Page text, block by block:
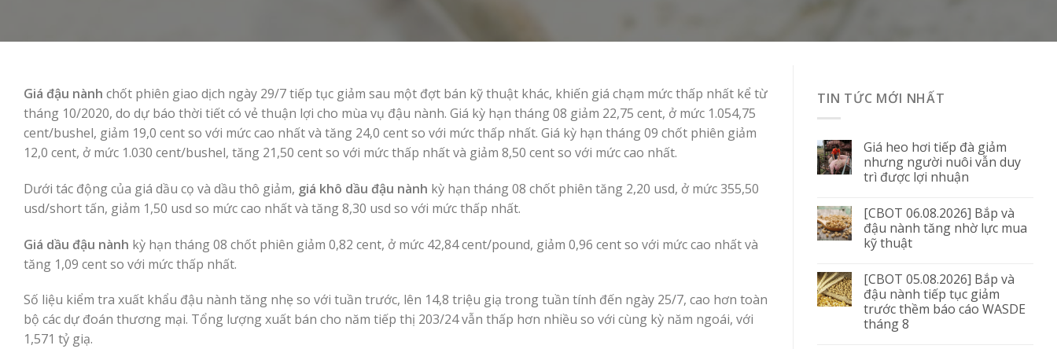
Giá đậu nành chốt phiên giao dịch ngày 29/7 tiếp tục giảm sau một đợt bán kỹ thuật khác, khiến giá chạm mức thấp nhất kể từ
tháng 10/2020, do dự báo thời tiết có vẻ thuận lợi cho mùa vụ đậu nành. Giá kỳ hạn tháng 08 giảm 22,75 cent, ở mức 1.054,75
cent/bushel, giảm 19,0 cent so với mức cao nhất và tăng 24,0 cent so với mức thấp nhất. Giá kỳ hạn tháng 09 chốt phiên giảm
12,0 cent, ở mức 1.030 cent/bushel, tăng 21,50 cent so với mức thấp nhất và giảm 8,50 cent so với mức cao nhất.
Dưới tác động của giá dầu cọ và dầu thô giảm, giá khô dầu đậu nành kỳ hạn tháng 08 chốt phiên tăng 2,20 usd, ở mức 355,50
usd/short tấn, giảm 1,50 usd so mức cao nhất và tăng 8,30 usd so với mức thấp nhất.
Giá dầu đậu nành kỳ hạn tháng 08 chốt phiên giảm 0,82 cent, ở mức 42,84 cent/pound, giảm 0,96 cent so với mức cao nhất và
tăng 1,09 cent so với mức thấp nhất.
Số liệu kiểm tra xuất khẩu đậu nành tăng nhẹ so với tuần trước, lên 14,8 triệu giạ trong tuần tính đến ngày 25/7, cao hơn toàn
bộ các dự đoán thương mại. Tổng lượng xuất bán cho năm tiếp thị 203/24 vẫn thấp hơn nhiều so với cùng kỳ năm ngoái, với
1,571 tỷ giạ.
TIN TỨC MỚI NHẤT
Giá heo hơi tiếp đà giảm
nhưng người nuôi vẫn duy
trì được lợi nhuận
[CBOT 06.08.2026] Bắp và
đậu nành tăng nhờ lực mua
kỹ thuật
[CBOT 05.08.2026] Bắp và
đậu nành tiếp tục giảm
trước thềm báo cáo WASDE
tháng 8